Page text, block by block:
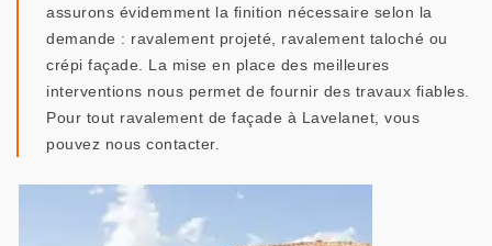
assurons évidemment la finition nécessaire selon la
demande : ravalement projeté, ravalement taloché ou
crépi façade. La mise en place des meilleures
interventions nous permet de fournir des travaux fiables.
Pour tout ravalement de façade à Lavelanet, vous
pouvez nous contacter.